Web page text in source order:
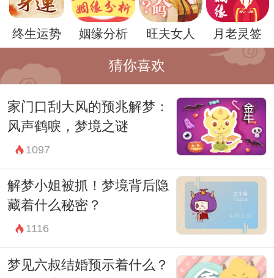
活背景和情绪状态来进行解读。如果你一直
被这个梦境困扰着，不妨找一位梦境解析师
来帮助你分析。
总的来说，梦到巨蛇进门可能意味着你内心
深处的力量和潜能即将觉醒，但也可能是一
种潜在的危险和警示。在周公解梦中，每个
梦境都有着深刻的象征意义，希望大家都能
够在梦境中找到自己内心的声音，更好地面
对生活中的挑战和机遇。
终生运势 姻缘分析 旺夫女人 月老灵签
猜你喜欢
家门口刮大风的预兆解梦：
风声鹤唳，梦境之谜
1097
解梦小姐被抓！梦境背后隐
藏着什么秘密？
1116
梦见六叔结婚预示着什么？